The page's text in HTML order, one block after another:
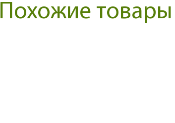
Похожие товары